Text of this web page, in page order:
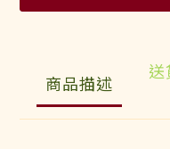
商品描述